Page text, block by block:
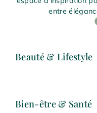
entre
Beauté & Lifestyle
Bien-être & Santé